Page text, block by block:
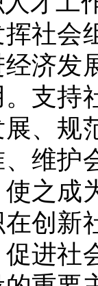
会
济发
支持
、规
维护
之成
创新
进社